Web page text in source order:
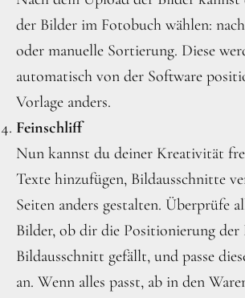
der Bilder im Fotobuch wählen:
oder manuelle Sortierung. Diese
automatisch von der Software
Vorlage anders.
Feinschliff
Nun kannst du deiner Kreativität
Texte hinzufügen, Bildausschnitte
Seiten anders gestalten. Überprüfe
Bilder, ob dir die Positionierung der
Bildausschnitt gefällt, und passe
an. Wenn alles passt, ab in den